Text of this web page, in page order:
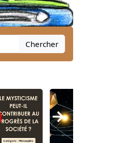
Chercher
→